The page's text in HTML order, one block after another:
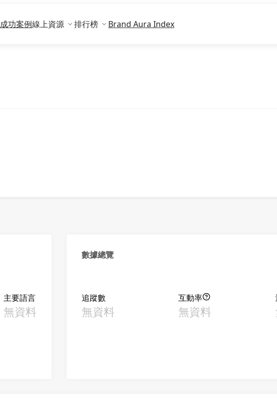
成功案例線上資源 排行榜 Brand Aura Index
主要語言
無資料
數據總覽
追蹤數
無資料
互動率
無資料